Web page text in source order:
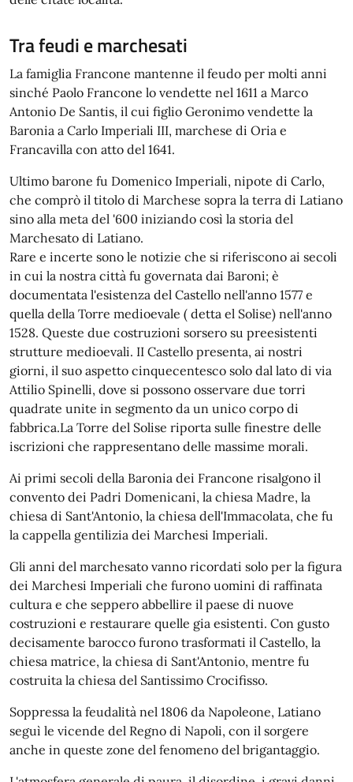
Tra feudi e marchesati
La famiglia Francone mantenne il feudo per molti anni
sinché Paolo Francone lo vendette nel 1611 a Marco
Antonio De Santis, il cui figlio Geronimo vendette la
Baronia a Carlo Imperiali III, marchese di Oria e
Francavilla con atto del 1641.
Ultimo barone fu Domenico Imperiali, nipote di Carlo,
che comprò il titolo di Marchese sopra la terra di Latiano
sino alla meta del '600 iniziando così la storia del
Marchesato di Latiano.
Rare e incerte sono le notizie che si riferiscono ai secoli
in cui la nostra città fu governata dai Baroni; è
documentata l'esistenza del Castello nell'anno 1577 e
quella della Torre medioevale ( detta el Solise) nell'anno
1528. Queste due costruzioni sorsero su preesistenti
strutture medioevali. II Castello presenta, ai nostri
giorni, il suo aspetto cinquecentesco solo dal lato di via
Attilio Spinelli, dove si possono osservare due torri
quadrate unite in segmento da un unico corpo di
fabbrica.La Torre del Solise riporta sulle finestre delle
iscrizioni che rappresentano delle massime morali.
Ai primi secoli della Baronia dei Francone risalgono il
convento dei Padri Domenicani, la chiesa Madre, la
chiesa di Sant'Antonio, la chiesa dell'Immacolata, che fu
la cappella gentilizia dei Marchesi Imperiali.
Gli anni del marchesato vanno ricordati solo per la figura
dei Marchesi Imperiali che furono uomini di raffinata
cultura e che seppero abbellire il paese di nuove
costruzioni e restaurare quelle gia esistenti. Con gusto
decisamente barocco furono trasformati il Castello, la
chiesa matrice, la chiesa di Sant'Antonio, mentre fu
costruita la chiesa del Santissimo Crocifisso.
Soppressa la feudalità nel 1806 da Napoleone, Latiano
seguì le vicende del Regno di Napoli, con il sorgere
anche in queste zone del fenomeno del brigantaggio.